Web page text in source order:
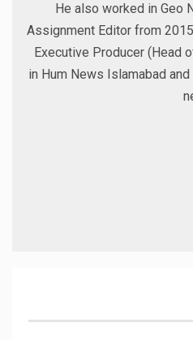
He also worked in Geo
Assignment Editor from
Executive Producer (Head
in Hum News Islamabad